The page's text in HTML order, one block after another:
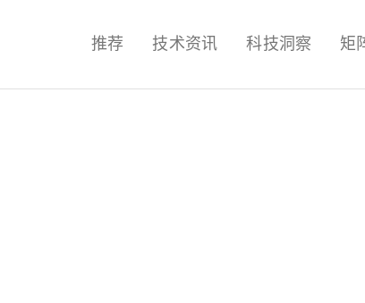
,动态,洞察,量子,计算,AI,人
推荐 技术资讯 科技洞察 矩